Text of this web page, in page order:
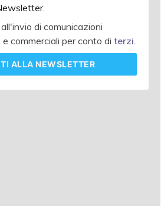
di comunicazioni
commerciali per conto di terzi
ALLA NEWSLETTER